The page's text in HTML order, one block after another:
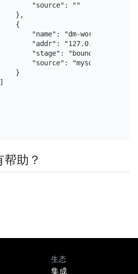
"source": ""
},
{
"name": "dm-worker-2",
"addr": "127.0.0.1:8263",
"stage": "bound",
"source": "mysql-replica-
}
助？
生态
集成